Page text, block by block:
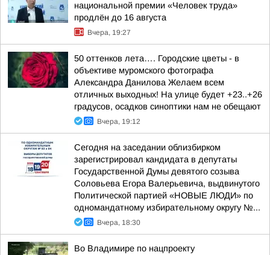
национальной премии «Человек труда»
продлён до 16 августа
Вчера, 19:27
50 оттенков лета…. Городские цветы - в
объективе муромского фотографа
Александра Данилова Желаем всем
отличных выходных! На улице будет +23..+26
градусов, осадков синоптики нам не обещают
Вчера, 19:12
Сегодня на заседании облизбирком
зарегистрировал кандидата в депутаты
Государственной Думы девятого созыва
Соловьева Егора Валерьевича, выдвинутого
Политической партией «НОВЫЕ ЛЮДИ» по
одномандатному избирательному округу №...
Вчера, 18:30
Во Владимире по нацпроекту